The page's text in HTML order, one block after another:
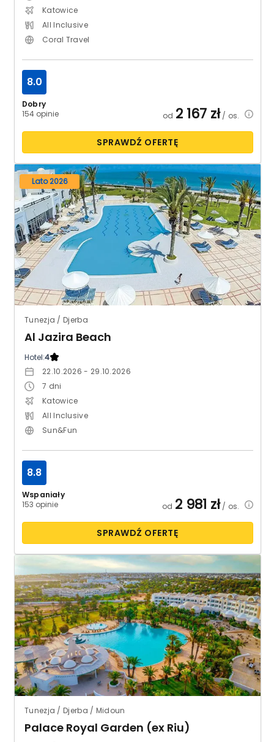
Katowice
All Inclusive
Coral Travel
Dobry
154 opinie
8.0
od 2 167 zł/ os.
SPRAWDŹ OFERTĘ
Lato 2026
Tunezja / Djerba
Al Jazira Beach
Hotel:4
22.10.2026 - 29.10.2026
7 dni
Katowice
All Inclusive
Sun&Fun
Wspaniały
153 opinie
8.8
od 2 981 zł/ os.
SPRAWDŹ OFERTĘ
Tunezja / Djerba / Midoun
Palace Royal Garden (ex Riu)